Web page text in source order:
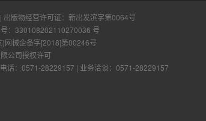
| 出版物经营许可证： 新出发滨字第0064号
： 330108202110270036 号
网械企备字[2018]第00246号
公司授权许可
话：0571-28229157 | 业务洽谈：0571-28229157